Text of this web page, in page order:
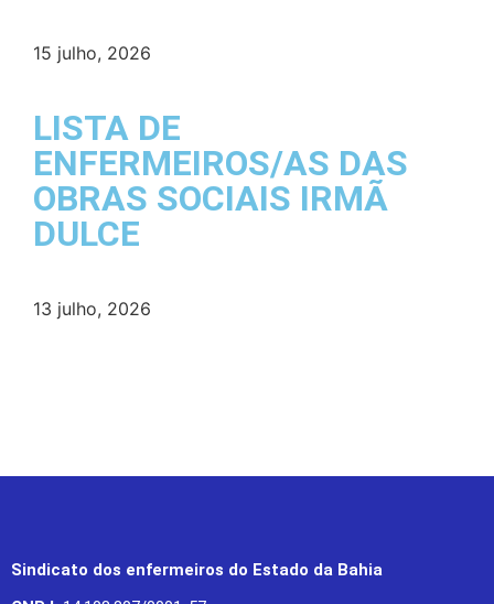
15 julho, 2026
LISTA DE
ENFERMEIROS/AS DAS
OBRAS SOCIAIS IRMÃ
DULCE
13 julho, 2026
Sindicato dos enfermeiros do Estado da Bahia